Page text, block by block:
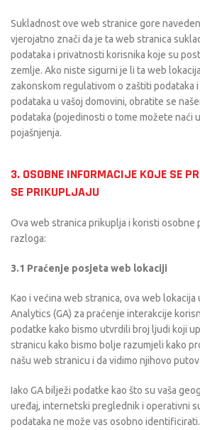
Sukladnost ove web stranice gore
vjerojatno znači da je ta web stranica
podataka i privatnosti korisnika koje su
zemlje. Ako niste sigurni je li ta web
zakonskom regulativom o zaštiti podataka
podataka u vašoj domovini, obratite se
podataka (pojedinosti o tome možete naći
pojašnjenja.
3. OSOBNE INFORMACIJE KOJE SE
SE PRIKUPLJAJU
Ova web stranica prikuplja i koristi osobne
razloga:
3.1 Praćenje posjeta web lokaciji
Kao i većina web stranica, ova web
Analytics (GA) za praćenje interakcije
podatke kako bismo utvrdili broj ljudi koji
stranicu kako bismo bolje razumjeli kako
našu web stranicu i da vidimo njihovo
Iako GA bilježi podatke kao što su vaša
uređaj, internetski preglednik i operativni
podataka ne može vas osobno